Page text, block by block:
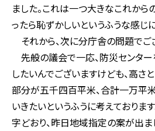
ました。これは一つ大きなこれから
ったら恥ずかしいというふうな感じ
それから、次に分庁舎の問題でご
先般の議会で一応、防災センター
したいんでございますけども、高
部分が五千四百平米、合計一万平
いきたいというふうに考えておりま
字どおり、昨日地域指定の案が出